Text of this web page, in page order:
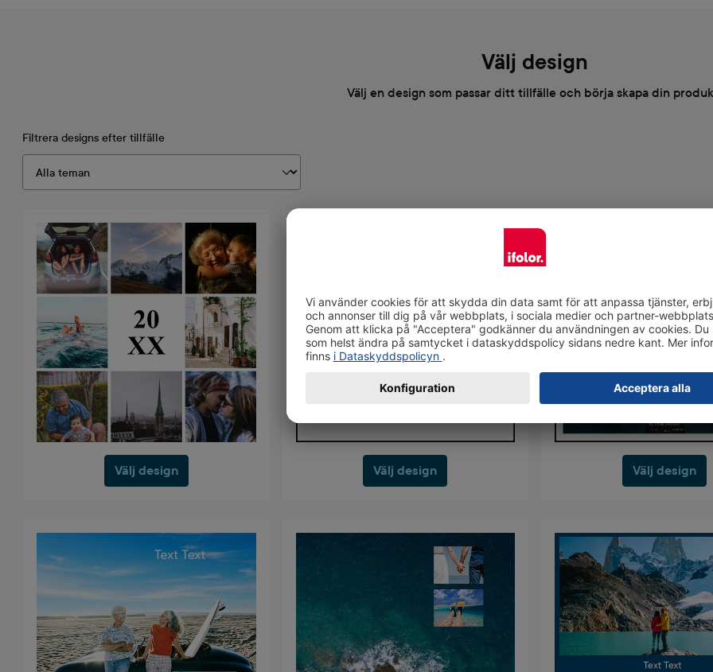
Välj design
Välj en design som passar ditt tillfälle och börja skapa din
Filtrera designs efter tillfälle
Välj design Välj design Välj design